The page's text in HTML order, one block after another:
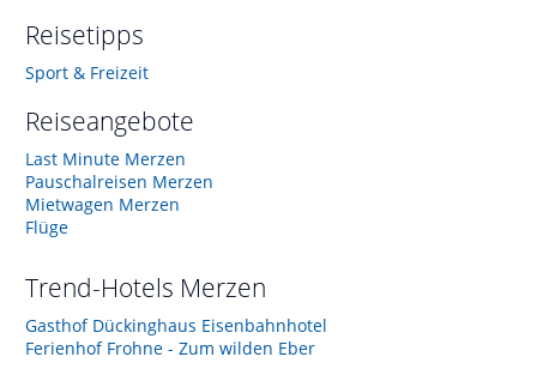
Reisetipps
Sport & Freizeit
Reiseangebote
Last Minute Merzen
Pauschalreisen Merzen
Mietwagen Merzen
Flüge
Trend-Hotels Merzen
Gasthof Dückinghaus Eisenbahnhotel
Ferienhof Frohne - Zum wilden Eber